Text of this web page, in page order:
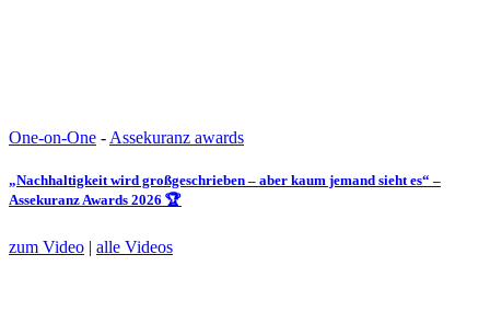
One-on-One - Assekuranz awards
„Nachhaltigkeit wird großgeschrieben – aber kaum jemand sieht es“ –
Assekuranz Awards 2026 🏆
zum Video | alle Videos